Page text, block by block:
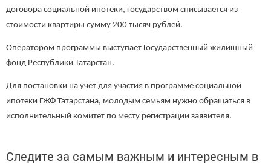
договора социальной ипотеки, государством списывается из
стоимости квартиры сумму 200 тысяч рублей.
Оператором программы выступает Государственный жилищный
фонд Республики Татарстан.
Для постановки на учет для участия в программе социальной
ипотеки ГЖФ Татарстана, молодым семьям нужно обращаться в
исполнительный комитет по месту регистрации заявителя.
Следите за самым важным и интересным в